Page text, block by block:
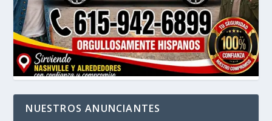
NUESTROS ANUNCIANTES